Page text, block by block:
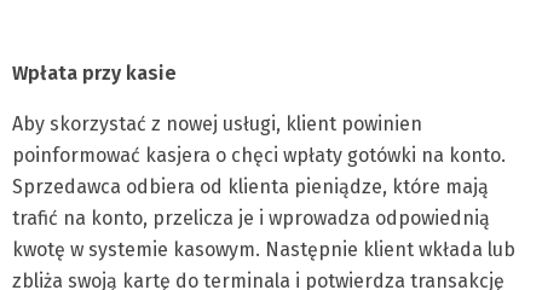
Wpłata przy kasie
Aby skorzystać z nowej usługi, klient powinien
poinformować kasjera o chęci wpłaty gotówki na konto.
Sprzedawca odbiera od klienta pieniądze, które mają
trafić na konto, przelicza je i wprowadza odpowiednią
kwotę w systemie kasowym. Następnie klient wkłada lub
zbliża swoją kartę do terminala i potwierdza transakcję